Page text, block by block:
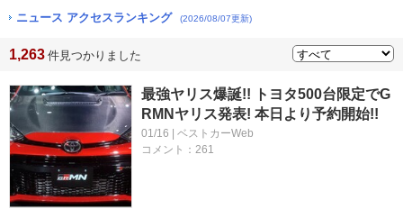
ニュース アクセスランキング (2026/08/07更新)
1,263 件見つかりました
最強ヤリス爆誕!! トヨタ500台限定でG
RMNヤリス発表! 本日より予約開始!!
01/16 | ベストカーWeb
コメント：261